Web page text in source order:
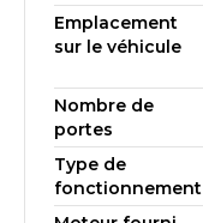
Emplacement
sur le véhicule
Nombre de
portes
Type de
fonctionnement